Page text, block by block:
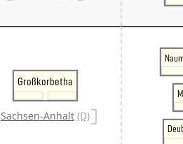
Großkorbetha
Sachsen-Anhalt (D)